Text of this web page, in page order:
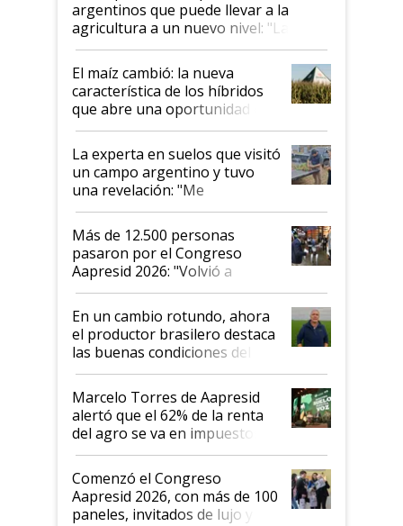
argentinos que puede llevar a la
agricultura a un nuevo nivel: "Las
posibilidades de crecimiento son
infinitas"
El maíz cambió: la nueva
característica de los híbridos
que abre una oportunidad en
el lote
La experta en suelos que visitó
un campo argentino y tuvo
una revelación: "Me
impresionó mucho"
Más de 12.500 personas
pasaron por el Congreso
Aapresid 2026: "Volvió a
demostrar que hablar del
suelo es hablar de todo el
sistema productivo"
En un cambio rotundo, ahora
el productor brasilero destaca
las buenas condiciones del
agro argentino para invertir:
"Los veo más motivados"
Marcelo Torres de Aapresid
alertó que el 62% de la renta
del agro se va en impuestos:
"No es bueno que en
Argentina se sigan discutiendo
las mismas cosas de hace 50
años"
Comenzó el Congreso
Aapresid 2026, con más de 100
paneles, invitados de lujo y